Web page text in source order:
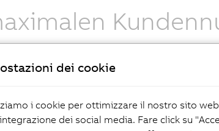
dei cookie
i cookie per ottimizzare il nostro sito
dei social media. Fare click su